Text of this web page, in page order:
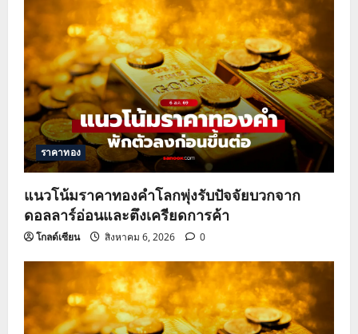
ราคาทอง
แนวโน้มราคาทองคำโลกพุ่งรับปัจจัยบวกจาก
ดอลลาร์อ่อนและตึงเครียดการค้า
โกลด์เซียน สิงหาคม 6, 2026 0